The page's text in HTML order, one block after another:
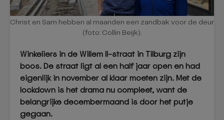
Christ en Sam hebben al maanden een zandbak voor de deur
(foto: Collin Beijk).
Winkeliers in de Willem II-straat in Tilburg zijn
boos. De straat ligt al een half jaar open en had
eigenlijk in november al klaar moeten zijn. Met de
lockdown is het drama nu compleet, want de
belangrijke decembermaand is door het putje
gegaan.